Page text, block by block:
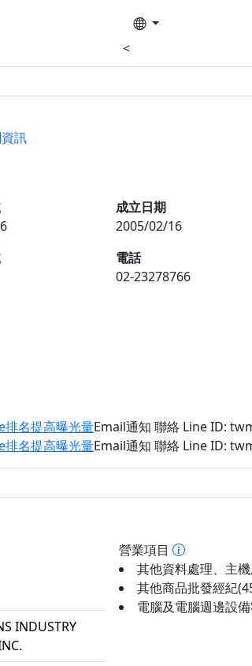
<
訊
成立日期
2005/02/16
電話
02-23278766
名提高曝光量Email通知 聯絡 Line ID:
名提高曝光量Email通知 聯絡 Line ID:
INDUSTRY
營業項目
其他資料處理、主
其他商品批發經紀
電腦及電腦週邊設